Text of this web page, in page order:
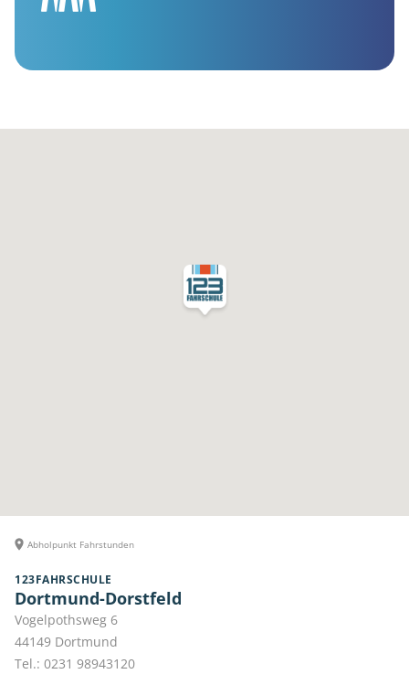
Abholpunkt Fahrstunden
123FAHRSCHULE
Dortmund-Dorstfeld
Vogelpothsweg 6
44149 Dortmund
Tel.: 0231 98943120